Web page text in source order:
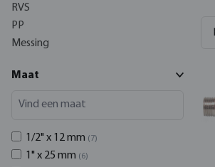
RVS
PP
Messing
Maat
1/2" x 12 mm (7)
1" x 25 mm (6)